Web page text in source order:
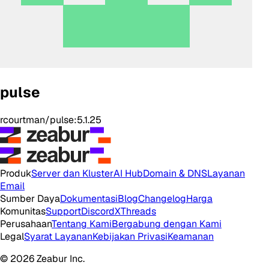
pulse
rcourtman/pulse:5.1.25
ProdukServer dan KlusterAI HubDomain & DNSLayanan
Email
Sumber DayaDokumentasiBlogChangelogHarga
KomunitasSupportDiscordXThreads
PerusahaanTentang KamiBergabung dengan Kami
LegalSyarat LayananKebijakan PrivasiKeamanan
© 2026 Zeabur Inc.